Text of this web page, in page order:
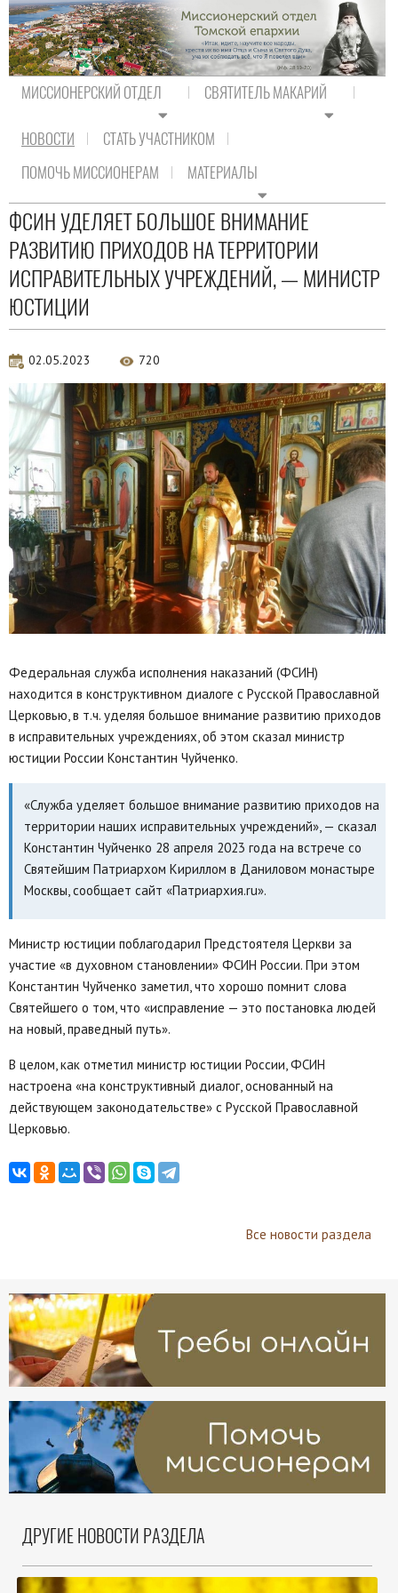
МИССИОНЕРСКИЙ ОТДЕЛ СВЯТИТЕЛЬ МАКАРИЙ
НОВОСТИ
СТАТЬ УЧАСТНИКОМ
ПОМОЧЬ МИССИОНЕРАМ
МАТЕРИАЛЫ
Актуальная аналитика
ФСИН УДЕЛЯЕТ БОЛЬШОЕ ВНИМАНИЕ
РАЗВИТИЮ ПРИХОДОВ НА ТЕРРИТОРИИ
ИСПРАВИТЕЛЬНЫХ УЧРЕЖДЕНИЙ, — МИНИСТР
ЮСТИЦИИ
02.05.2023 720
Федеральная служба исполнения наказаний (ФСИН)
находится в конструктивном диалоге с Русской Православной
Церковью, в т.ч. уделяя большое внимание развитию приходов
в исправительных учреждениях, об этом сказал министр
юстиции России Константин Чуйченко.
«Служба уделяет большое внимание развитию приходов на
территории наших исправительных учреждений», — сказал
Константин Чуйченко 28 апреля 2023 года на встрече со
Святейшим Патриархом Кириллом в Даниловом монастыре
Москвы, сообщает сайт «Патриархия.ru».
Министр юстиции поблагодарил Предстоятеля Церкви за
участие «в духовном становлении» ФСИН России. При этом
Константин Чуйченко заметил, что хорошо помнит слова
Святейшего о том, что «исправление — это постановка людей
на новый, праведный путь».
В целом, как отметил министр юстиции России, ФСИН
настроена «на конструктивный диалог, основанный на
действующем законодательстве» с Русской Православной
Церковью.
Все новости раздела
ДРУГИЕ НОВОСТИ РАЗДЕЛА